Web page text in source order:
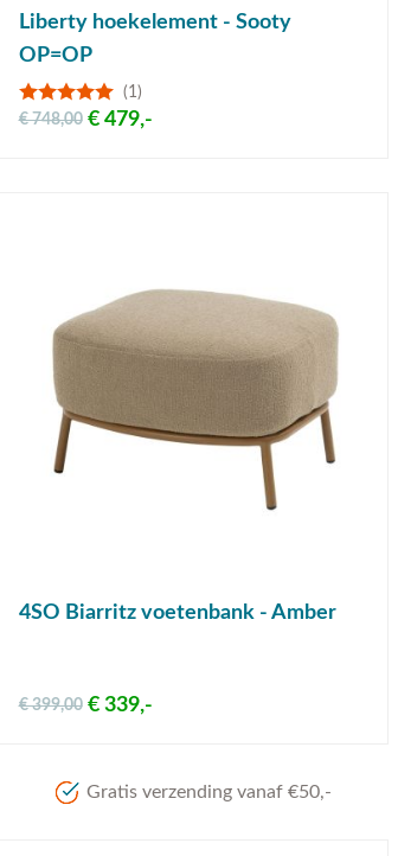
Liberty hoekelement - Sooty
OP=OP
(1)
€ 479,-
€ 748,00
4SO Biarritz voetenbank - Amber
€ 339,-
€ 399,00
Gratis verzending vanaf €50,-